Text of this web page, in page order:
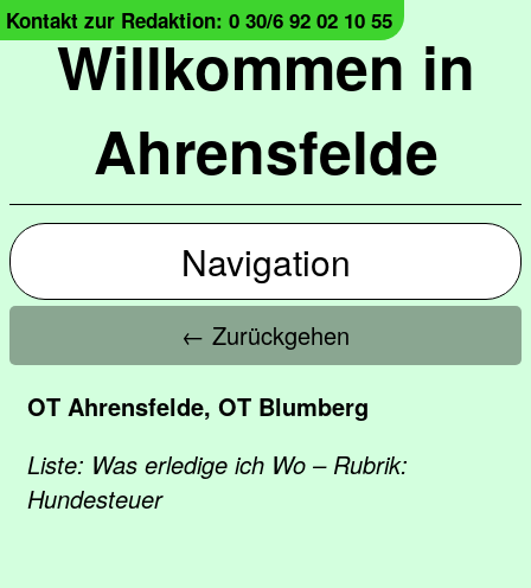
Willkommen in
Ahrensfelde
Kontakt zur Redaktion: 0 30/6 92 02 10 55
Navigation
← Zurückgehen
OT Ahrensfelde, OT Blumberg
Liste: Was erledige ich Wo – Rubrik:
Hundesteuer